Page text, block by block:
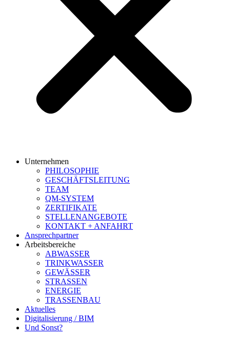
Unternehmen
PHILOSOPHIE
GESCHÄFTSLEITUNG
TEAM
QM-SYSTEM
ZERTIFIKATE
STELLENANGEBOTE
KONTAKT + ANFAHRT
Ansprechpartner
Arbeitsbereiche
ABWASSER
TRINKWASSER
GEWÄSSER
STRASSEN
ENERGIE
TRASSENBAU
Aktuelles
Digitalisierung / BIM
Und Sonst?